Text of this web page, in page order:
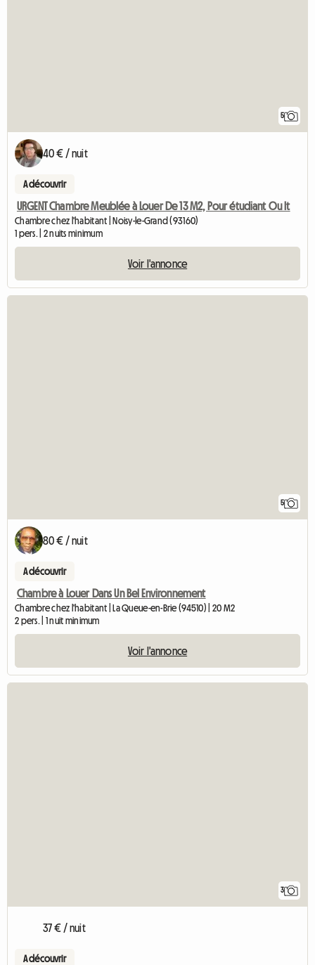
5
40 € / nuit
A découvrir
URGENT Chambre Meublée à Louer De 13 M2, Pour étudiant Ou It
Chambre chez l'habitant | Noisy-le-Grand (93160)
1 pers. | 2 nuits minimum
Voir l'annonce
5
80 € / nuit
A découvrir
Chambre à Louer Dans Un Bel Environnement
Chambre chez l'habitant | La Queue-en-Brie (94510) | 20 M2
2 pers. | 1 nuit minimum
Voir l'annonce
3
37 € / nuit
A découvrir